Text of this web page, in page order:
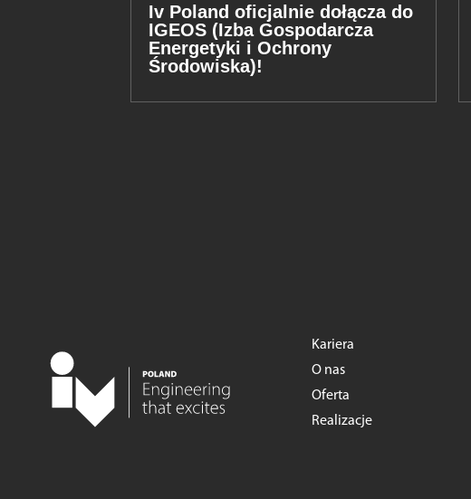
Iv Poland oficjalnie dołącza do
IGEOS (Izba Gospodarcza
Energetyki i Ochrony
Środowiska)!
Kariera
O nas
Oferta
Realizacje